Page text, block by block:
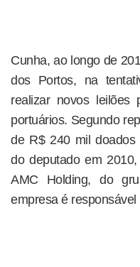
Cunha, ao longo de
dos Portos, na
realizar novos leilões
portuários. Segundo
de R$ 240 mil doados
do deputado em
AMC Holding, do
empresa é